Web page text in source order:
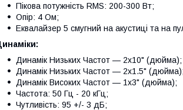
Пікова потужність RMS: 200-300 Вт;
Опір: 4 Ом;
Еквалайзер 5 смугний на акустиці та на
Динамік Низьких Частот — 2х10" (дюйма);
Динамік Низьких Частот — 2х1.5" (дюйма);
Динамік Високих Частот — 1х3" (дюйма);
Частота: 50 Гц - 20 кГц;
Чутливість: 95 +/- 3 дБ;